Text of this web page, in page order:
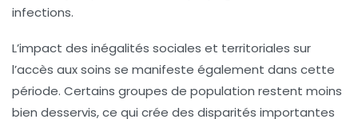
infections.
L’impact des inégalités sociales et territoriales sur
l’accès aux soins se manifeste également dans cette
période. Certains groupes de population restent moins
bien desservis, ce qui crée des disparités importantes